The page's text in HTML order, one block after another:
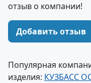
отзыв о компании!
Добавить отзыв
Популярная
изделия: КУЗБАСС